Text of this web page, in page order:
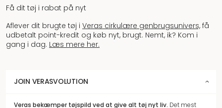
Få dit tøj i rabat på nyt
Aflever dit brugte tøj i Veras cirkulære genbrugsunivers, få
udbetalt point-kredit og køb nyt, brugt. Nemt, ik? Kom i
gang i dag. Læs mere her.
JOIN VERASVOLUTION
Veras bekæmper tøjspild ved at give alt tøj nyt liv. Det mest